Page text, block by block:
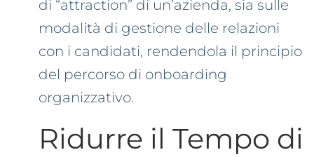
di “attraction” di un’azienda, sia sulle
modalità di gestione delle relazioni
con i candidati, rendendola il principio
del percorso di onboarding
organizzativo.
Ridurre il Tempo di